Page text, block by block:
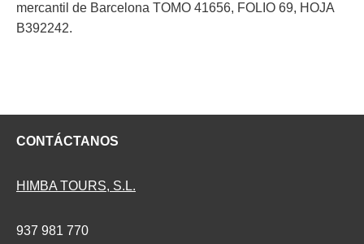
mercantil de Barcelona TOMO 41656, FOLIO 69, HOJA
B392242.
CONTÁCTANOS
HIMBA TOURS, S.L.
937 981 770